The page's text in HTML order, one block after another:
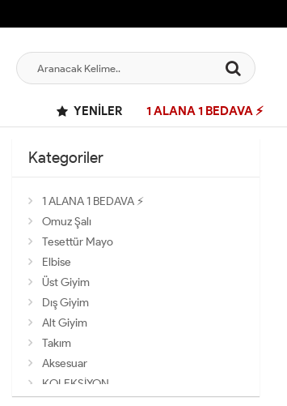
YENILER 1 ALANA 1 BEDAVA ⚡
Kategoriler
1 ALANA 1 BEDAVA ⚡
Omuz Şalı
Tesettür Mayo
Elbise
Üst Giyim
Dış Giyim
Alt Giyim
Takım
Aksesuar
KOLEKSİYON